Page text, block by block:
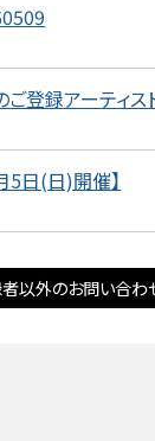
ご登録アーティ
日(日)開催】
以外のお問い合わ